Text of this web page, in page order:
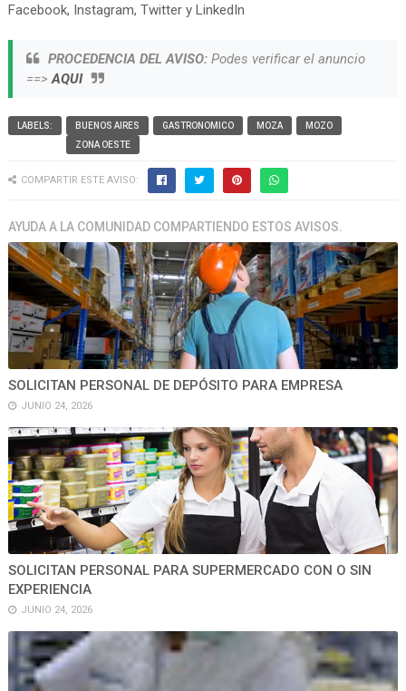
Facebook, Instagram, Twitter y LinkedIn
PROCEDENCIA DEL AVISO:Podes verificar el anuncio
==>AQUI
LABELS: BUENOS AIRES GASTRONOMICO MOZA
MOZO
ZONA OESTE
COMPARTIR ESTE AVISO:
AYUDA A LA COMUNIDAD COMPARTIENDO ESTOS AVISOS.
SOLICITAN PERSONAL DE DEPÓSITO PARA EMPRESA
JUNIO 24, 2026
SOLICITAN PERSONAL PARA SUPERMERCADO CON O SIN
EXPERIENCIA
JUNIO 24, 2026